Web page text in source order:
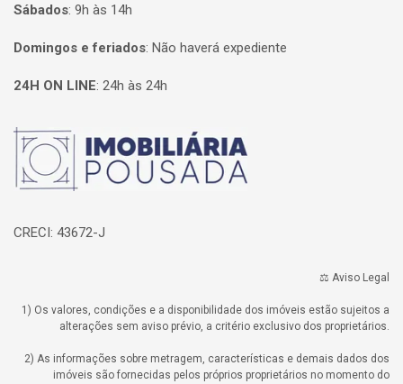
Sábados: 9h às 14h
Domingos e feriados: Não haverá expediente
24H ON LINE: 24h às 24h
Página inicial
CRECI: 43672-J
⚖️ Aviso Legal
1) Os valores, condições e a disponibilidade dos imóveis estão sujeitos a
alterações sem aviso prévio, a critério exclusivo dos proprietários.
2) As informações sobre metragem, características e demais dados dos
imóveis são fornecidas pelos próprios proprietários no momento do